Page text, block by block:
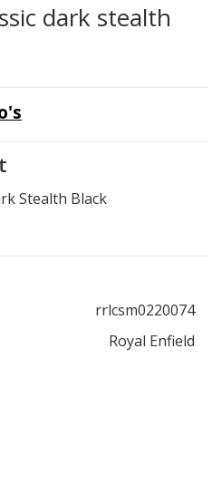
dark stealth
Stealth Black
rrlcsm0220074
Royal Enfield